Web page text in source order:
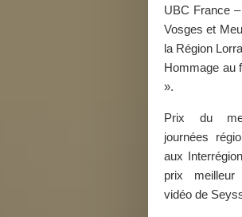
UBC France
Vosges et
la Région
Hommage au
».
Prix du
journées
aux
prix meilleur
vidéo de